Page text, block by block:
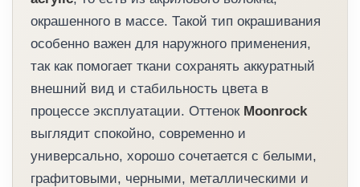
окрашенного в массе. Такой тип окрашивания
особенно важен для наружного применения,
так как помогает ткани сохранять аккуратный
внешний вид и стабильность цвета в
процессе эксплуатации. Оттенок Moonrock
выглядит спокойно, современно и
универсально, хорошо сочетается с белыми,
графитовыми, черными, металлическими и